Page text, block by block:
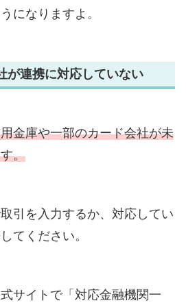
になりますよ。
が連携に対応していない
金庫や一部のカード会社が未
。
引を入力するか、対応してい
てください。
サイトで「対応金融機関一